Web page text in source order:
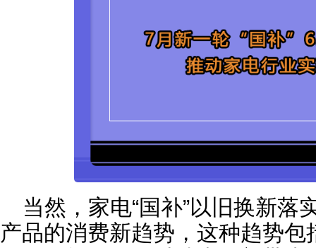
当然，家电“国补”以旧换新落
产品的消费新趋势，这种趋势包